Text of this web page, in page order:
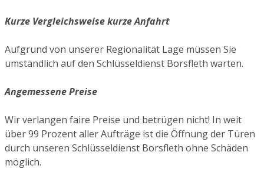
Kurze Vergleichsweise kurze Anfahrt
Aufgrund von unserer Regionalität Lage müssen Sie
umständlich auf den Schlüsseldienst Borsfleth warten.
Angemessene Preise
Wir verlangen faire Preise und betrügen nicht! In weit
über 99 Prozent aller Aufträge ist die Öffnung der Türen
durch unseren Schlüsseldienst Borsfleth ohne Schäden
möglich.